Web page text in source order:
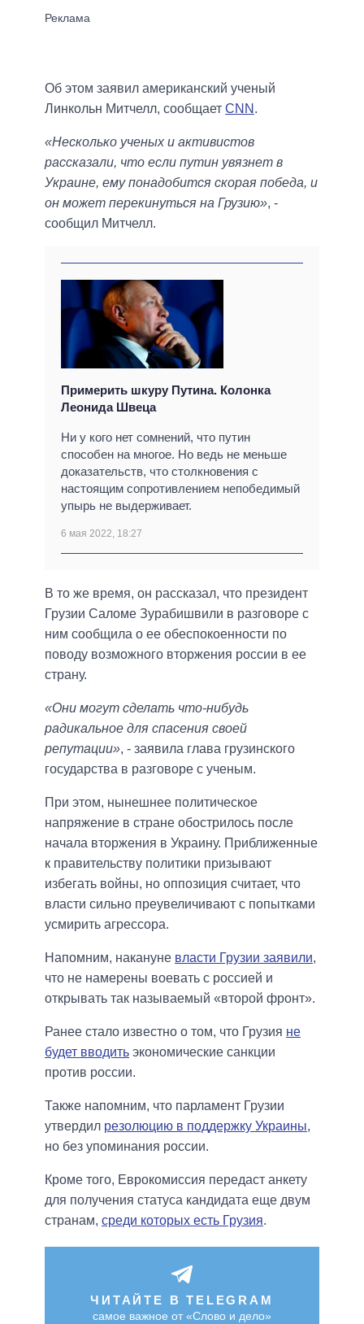
Об этом заявил американский ученый
Линкольн Митчелл, сообщает CNN .
«Несколько ученых и активистов
рассказали, что если путин увязнет в
Украине, ему понадобится скорая победа, и
он может перекинуться на Грузию», -
сообщил Митчелл.
Примерить шкуру Путина. Колонка
Леонида Швеца
Ни у кого нет сомнений, что путин
способен на многое. Но ведь не меньше
доказательств, что столкновения с
настоящим сопротивлением непобедимый
упырь не выдерживает.
6 мая 2022, 18:27
В то же время, он рассказал, что президент
Грузии Саломе Зурабишвили в разговоре с
ним сообщила о ее обеспокоенности по
поводу возможного вторжения россии в ее
страну.
«Они могут сделать что-нибудь
радикальное для спасения своей
репутации», - заявила глава грузинского
государства в разговоре с ученым.
При этом, нынешнее политическое
напряжение в стране обострилось после
начала вторжения в Украину. Приближенные
к правительству политики призывают
избегать войны, но оппозиция считает, что
власти сильно преувеличивают с попытками
усмирить агрессора.
Напомним, накануне власти Грузии заявили,
что не намерены воевать с россией и
открывать так называемый «второй фронт».
Ранее стало известно о том, что Грузия не
будет вводить экономические санкции
против россии.
Также напомним, что парламент Грузии
утвердил резолюцию в поддержку Украины,
но без упоминания россии.
Кроме того, Еврокомиссия передаст анкету
для получения статуса кандидата еще двум
странам, среди которых есть Грузия.
ЧИТАЙТЕ В TELEGRAM
самое важное от «Слово и дело»